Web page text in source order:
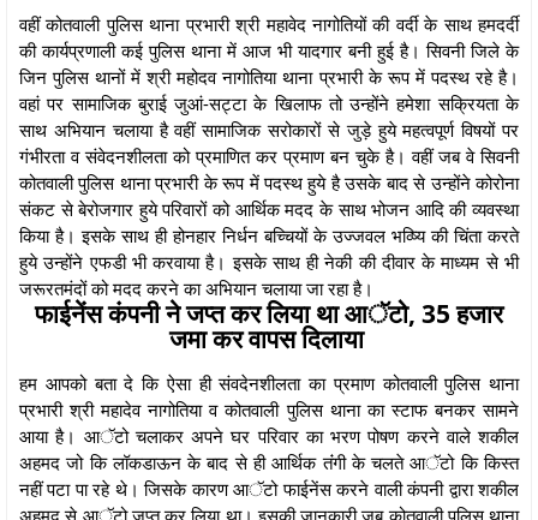
वहीं कोतवाली पुलिस थाना प्रभारी श्री महावेद नागोतियों की वर्दी के साथ हमदर्दी
की कार्यप्रणाली कई पुलिस थाना में आज भी यादगार बनी हुई है। सिवनी जिले के
जिन पुलिस थानों में श्री महोदव नागोतिया थाना प्रभारी के रूप में पदस्थ रहे है।
वहां पर सामाजिक बुराई जुआं-सट्टा के खिलाफ तो उन्होंने हमेशा सक्रियता के
साथ अभियान चलाया है वहीं सामाजिक सरोकारों से जुड़े हुये महत्वपूर्ण विषयों पर
गंभीरता व संवेदनशीलता को प्रमाणित कर प्रमाण बन चुके है। वहीं जब वे सिवनी
कोतवाली पुलिस थाना प्रभारी के रूप में पदस्थ हुये है उसके बाद से उन्होंने कोरोना
संकट से बेरोजगार हुये परिवारों को आर्थिक मदद के साथ भोजन आदि की व्यवस्था
किया है। इसके साथ ही होनहार निर्धन बच्चियों के उज्जवल भव्ष्यि की चिंता करते
हुये उन्होंने एफडी भी करवाया है। इसके साथ ही नेकी की दीवार के माध्यम से भी
जरूरतमंदों को मदद करने का अभियान चलाया जा रहा है।
फाईनेंस कंपनी ने जप्त कर लिया था आॅटो, 35 हजार
जमा कर वापस दिलाया
हम आपको बता दे कि ऐसा ही संवदेनशीलता का प्रमाण कोतवाली पुलिस थाना
प्रभारी श्री महादेव नागोतिया व कोतवाली पुलिस थाना का स्टाफ बनकर सामने
आया है। आॅटो चलाकर अपने घर परिवार का भरण पोषण करने वाले शकील
अहमद जो कि लॉकडाऊन के बाद से ही आर्थिक तंंगी के चलते आॅटो कि किस्त
नहीं पटा पा रहे थे। जिसके कारण आॅटो फाईनेंस करने वाली कंपनी द्वारा शकील
अहमद से आॅटो जप्त कर लिया था। इसकी जानकारी जब कोतवाली पुलिस थाना